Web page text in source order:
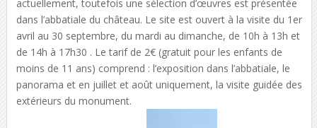
actuellement, toutefois une sélection d’œuvres est présentée
dans l’abbatiale du château. Le site est ouvert à la visite du 1er
avril au 30 septembre, du mardi au dimanche, de 10h à 13h et
de 14h à 17h30 . Le tarif de 2€ (gratuit pour les enfants de
moins de 11 ans) comprend : l’exposition dans l’abbatiale, le
panorama et en juillet et août uniquement, la visite guidée des
extérieurs du monument.